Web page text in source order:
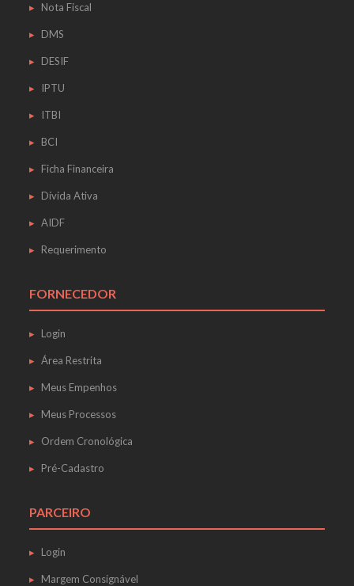
Nota Fiscal
DMS
DESIF
IPTU
ITBI
BCI
Ficha Financeira
Dívida Ativa
AIDF
Requerimento
FORNECEDOR
Login
Área Restrita
Meus Empenhos
Meus Processos
Ordem Cronológica
Pré-Cadastro
PARCEIRO
Login
Margem Consignável